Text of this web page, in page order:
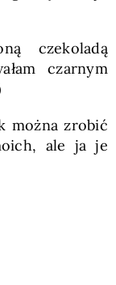
czekoladą
czarnym
można zrobić
ale ja je